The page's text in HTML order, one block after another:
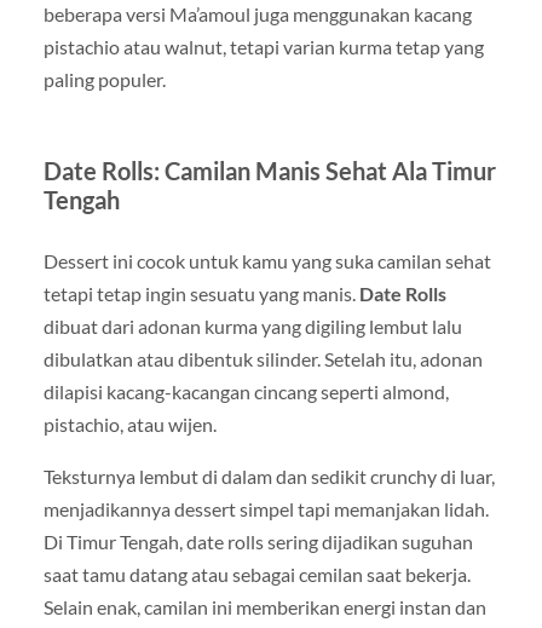
beberapa versi Ma’amoul juga menggunakan kacang
pistachio atau walnut, tetapi varian kurma tetap yang
paling populer.
Date Rolls: Camilan Manis Sehat Ala Timur
Tengah
Dessert ini cocok untuk kamu yang suka camilan sehat
tetapi tetap ingin sesuatu yang manis. Date Rolls
dibuat dari adonan kurma yang digiling lembut lalu
dibulatkan atau dibentuk silinder. Setelah itu, adonan
dilapisi kacang-kacangan cincang seperti almond,
pistachio, atau wijen.
Teksturnya lembut di dalam dan sedikit crunchy di luar,
menjadikannya dessert simpel tapi memanjakan lidah.
Di Timur Tengah, date rolls sering dijadikan suguhan
saat tamu datang atau sebagai cemilan saat bekerja.
Selain enak, camilan ini memberikan energi instan dan